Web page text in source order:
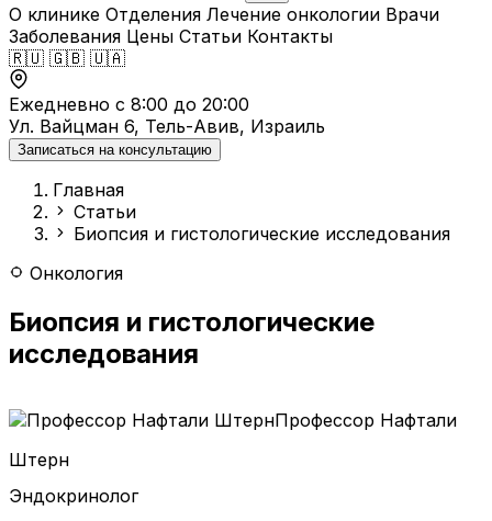
О клинике Отделения Лечение онкологии Врачи
Заболевания Цены Статьи Контакты
🇷🇺 🇬🇧 🇺🇦
Ежедневно с 8:00 до 20:00
Ул. Вайцман 6, Тель-Авив, Израиль
Записаться на консультацию
Главная
Статьи
Биопсия и гистологические исследования
Онкология
Биопсия и гистологические
исследования
Профессор Нафтали
Штерн
Эндокринолог